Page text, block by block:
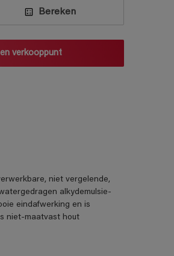
Bereken
verkooppunt
niet vergelende,
alkydemulsie-
eindafwerking en is
niet-maatvast hout